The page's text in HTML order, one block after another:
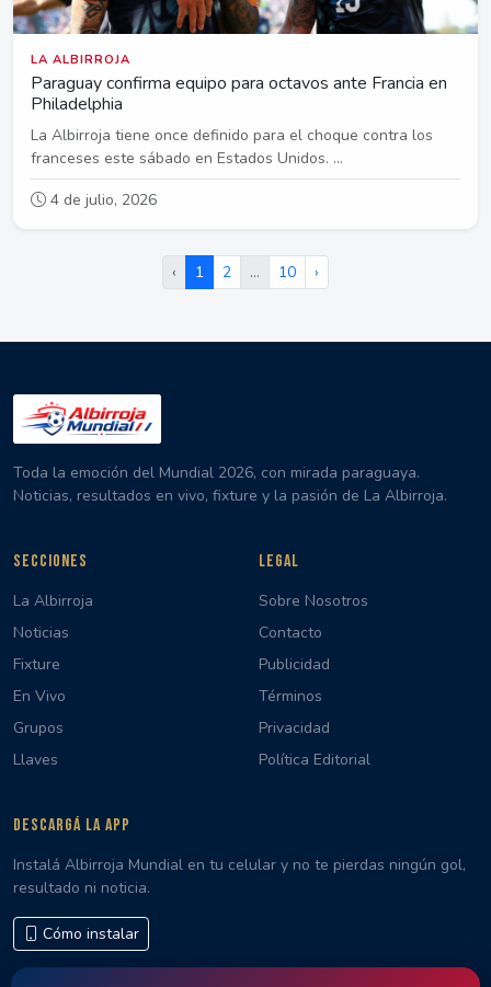
LA ALBIRROJA
Paraguay confirma equipo para octavos ante Francia en
Philadelphia
La Albirroja tiene once definido para el choque contra los
franceses este sábado en Estados Unidos. ...
4 de julio, 2026
‹ 1 2 … 10 ›
Toda la emoción del Mundial 2026, con mirada paraguaya.
Noticias, resultados en vivo, fixture y la pasión de La Albirroja.
SECCIONES
La Albirroja
Noticias
Fixture
En Vivo
Grupos
Llaves
LEGAL
Sobre Nosotros
Contacto
Publicidad
Términos
Privacidad
Política Editorial
DESCARGÁ LA APP
Instalá Albirroja Mundial en tu celular y no te pierdas ningún gol,
resultado ni noticia.
Cómo instalar